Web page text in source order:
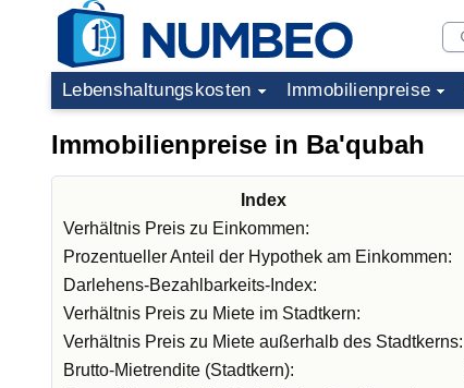
Lebenshaltungskosten Immobilienpreise
Immobilienpreise in Ba'qubah
Index
Verhältnis Preis zu Einkommen:
Prozentueller Anteil der Hypothek am Einkommen:
Darlehens-Bezahlbarkeits-Index:
Verhältnis Preis zu Miete im Stadtkern:
Verhältnis Preis zu Miete außerhalb des Stadtkerns:
Brutto-Mietrendite (Stadtkern):